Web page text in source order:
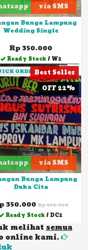
via SMS
Bunga Lampung
Wedding Single
Rp 350.000
Ready Stock / W2
Best Seller
OFF 22%
ORDER
via SMS
Bunga Lampung
Duka Cita
350.000Rp 450.000
Ready Stock / DC2
melihatsemua
online kami.